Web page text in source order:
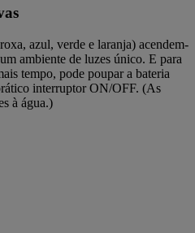
azul, verde e laranja) acendem-
ambiente de luzes único. E para
tempo, pode poupar a bateria
interruptor ON/OFF. (As
à água.)